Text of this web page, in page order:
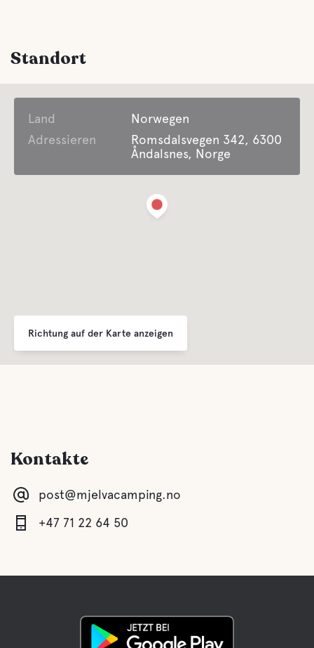
Standort
Land
Norwegen
Adressieren
Romsdalsvegen 342, 6300
Åndalsnes, Norge
Richtung auf der Karte anzeigen
Kontakte
post@mjelvacamping.no
+47 71 22 64 50